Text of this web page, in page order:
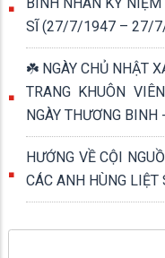
SĨ (27/7/1947 – 27/
☘️ NGÀY CHỦ NHẬT
TRANG KHUÔN
NGÀY THƯƠNG
HƯỚNG VỀ CỘI
CÁC ANH HÙNG LIỆT